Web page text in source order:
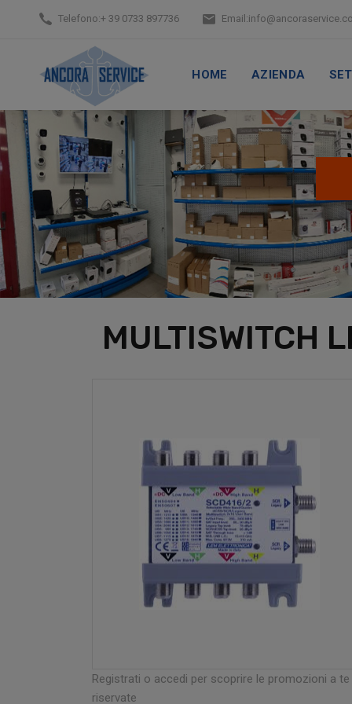
Telefono:+ 39 0733 897736 Email:
HOME AZIENDA
MULTISWITCH
Registrati o accedi per scoprire le promozioni a te
riservate